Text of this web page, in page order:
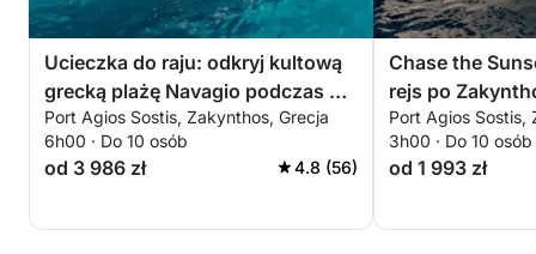
Ucieczka do raju: odkryj kultową
grecką plażę Navagio podczas 6-
godzinnej przygody
Port Agios Sostis, Zakynthos, Grecja
6h00 · Do 10 osób
od 3 986 zł 4.8 (56)
Chase the
rejs po
Port Agios Sostis,
3h00 · Do 10 osób
od 1 993 zł